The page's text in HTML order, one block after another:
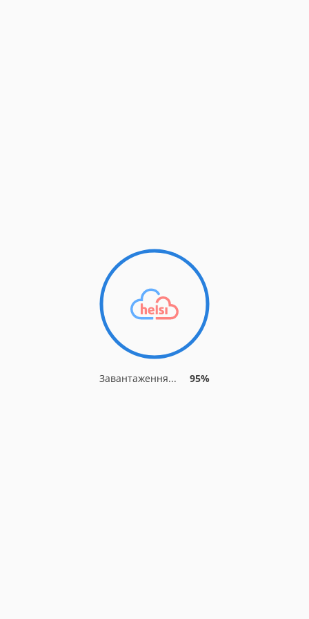
Завантаження... 95%